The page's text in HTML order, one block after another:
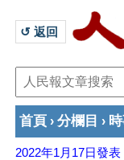
↺ 返回
首頁 › 分欄目 ›
2022年1月17日發表